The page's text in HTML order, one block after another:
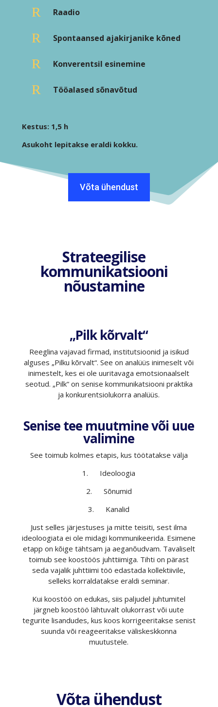
R Raadio
R Spontaansed ajakirjanike kõned
R Konverentsil esinemine
R Tööalased sõnavõtud
Kestus: 1,5 h
Asukoht lepitakse eraldi kokku.
Võta ühendust
Strateegilise
kommunikatsiooni
nõustamine
„Pilk kõrvalt“
Reeglina vajavad firmad, institutsioonid ja isikud
alguses „Pilku kõrvalt“. See on analüüs inimeselt või
inimestelt, kes ei ole uuritavaga emotsionaalselt
seotud. „Pilk“ on senise kommunikatsiooni praktika
ja konkurentsiolukorra analüüs.
Senise tee muutmine või uue
valimine
See toimub kolmes etapis, kus töötatakse välja
1. Ideoloogia
2. Sõnumid
3. Kanalid
Just selles järjestuses ja mitte teisiti, sest ilma
ideoloogiata ei ole midagi kommunikeerida. Esimene
etapp on kõige tähtsam ja aeganõudvam. Tavaliselt
toimub see koostöös juhttiimiga. Tihti on pärast
seda vajalik juhttiimi töö edastada kollektiivile,
selleks korraldatakse eraldi seminar.
Kui koostöö on edukas, siis paljudel juhtumitel
järgneb koostöö lähtuvalt olukorrast või uute
tegurite lisandudes, kus koos korrigeeritakse senist
suunda või reageeritakse väliskeskkonna
muutustele.
Võta ühendust